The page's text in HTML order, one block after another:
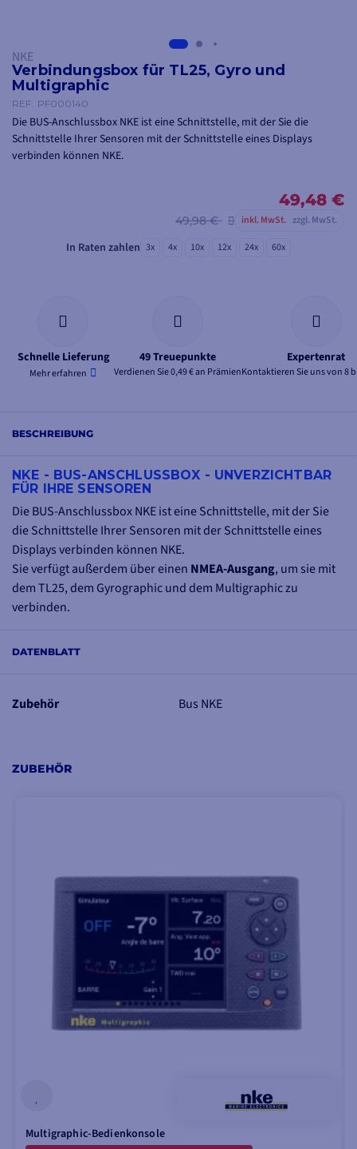
NKE
Verbindungsbox für TL25, Gyro und
Multigraphic
REF. PF000140
Die BUS-Anschlussbox NKE ist eine Schnittstelle, mit der Sie die
Schnittstelle Ihrer Sensoren mit der Schnittstelle eines Displays
verbinden können NKE.
49,48 €
49,98 € inkl. MwSt. zzgl. MwSt.
In Raten zahlen 3x 4x 10x 12x 24x 60x
Schnelle Lieferung
Mehr erfahren
49 Treuepunkte
Verdienen Sie 0,49 € an Prämien
Expertenrat
Kontaktieren Sie uns von 8
DATENBLATT
Zubehör Bus NKE
BESCHREIBUNG
NKE - BUS-ANSCHLUSSBOX - UNVERZICHTBAR
FÜR IHRE SENSOREN
Die BUS-Anschlussbox NKE ist eine Schnittstelle, mit der Sie
die Schnittstelle Ihrer Sensoren mit der Schnittstelle eines
Displays verbinden können NKE.
Sie verfügt außerdem über einen NMEA-Ausgang, um sie mit
dem TL25, dem Gyrographic und dem Multigraphic zu
verbinden.
ZUBEHÖR
Multigraphic-Bedienkonsole